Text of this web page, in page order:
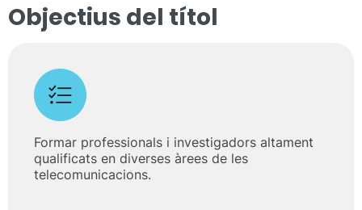
Objectius del títol
Formar professionals i investigadors altament
qualificats en diverses àrees de les
telecomunicacions.